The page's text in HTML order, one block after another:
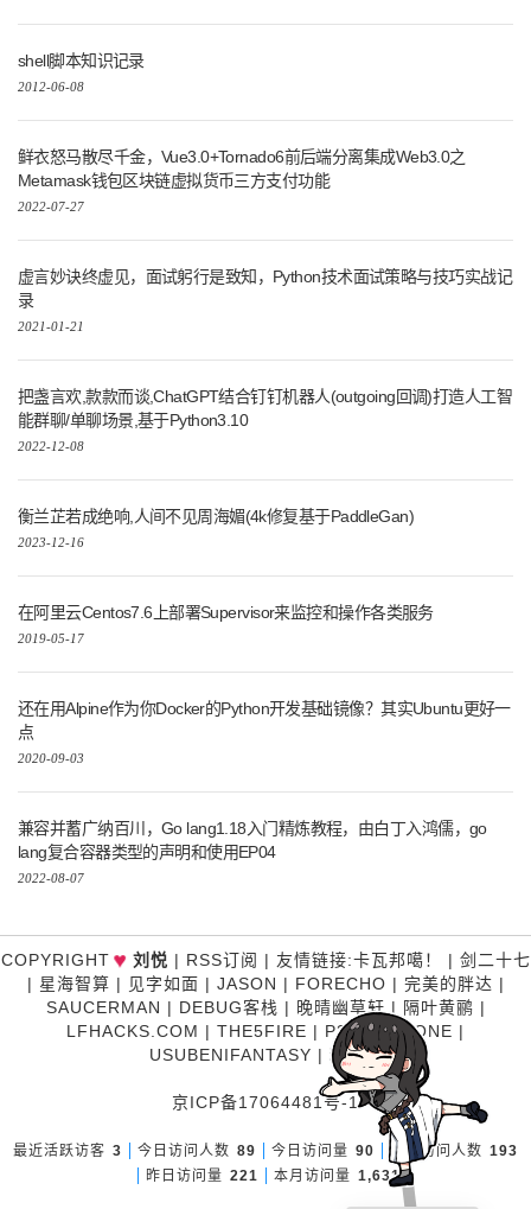
shell脚本知识记录
2012-06-08
鲜衣怒马散尽千金，Vue3.0+Tornado6前后端分离集成Web3.0之
Metamask钱包区块链虚拟货币三方支付功能
2022-07-27
虚言妙诀终虚见，面试躬行是致知，Python技术面试策略与技巧实战记
录
2021-01-21
把盏言欢,款款而谈,ChatGPT结合钉钉机器人(outgoing回调)打造人工智
能群聊/单聊场景,基于Python3.10
2022-12-08
衡兰芷若成绝响,人间不见周海媚(4k修复基于PaddleGan)
2023-12-16
在阿里云Centos7.6上部署Supervisor来监控和操作各类服务
2019-05-17
还在用Alpine作为你Docker的Python开发基础镜像？其实Ubuntu更好一
点
2020-09-03
兼容并蓄广纳百川，Go lang1.18入门精炼教程，由白丁入鸿儒，go
lang复合容器类型的声明和使用EP04
2022-08-07
COPYRIGHT♥ 刘悦 | RSS订阅 | 友情链接:卡瓦邦噶！ | 剑二十七
| 星海智算 | 见字如面 | JASON | FORECHO | 完美的胖达 |
SAUCERMAN | DEBUG客栈 | 晚晴幽草轩| 隔叶黄鹂 |
LFHACKS.COM | THE5FIRE | P3TERX ZONE |
USUBENIFANTASY | 糊涂说
京ICP备17064481号-1
最近活跃访客 3 今日访问人数 89 今日访问量 90 昨日访问人数 193
昨日访问量 221 本月访问量 1,631